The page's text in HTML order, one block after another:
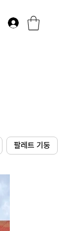
팔레트 기둥